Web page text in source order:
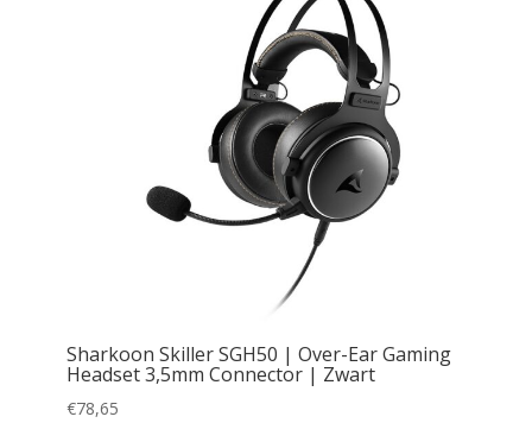
Sharkoon Skiller SGH50 | Over-Ear Gaming
Headset 3,5mm Connector | Zwart
€78,65